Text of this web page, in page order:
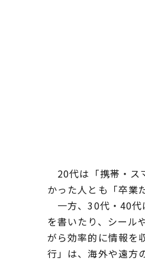
20代は「携帯・ス
かった人とも「卒業
一方、30代・40代
を書いたり、シール
がら効率的に情報を
行」は、海外や遠方